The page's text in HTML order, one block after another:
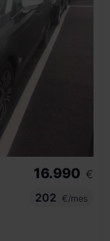
16.990 €
202
€/mes